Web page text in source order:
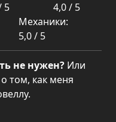
5
4,0 / 5
Механики:
5,0 / 5
не нужен? Или
том, как меня